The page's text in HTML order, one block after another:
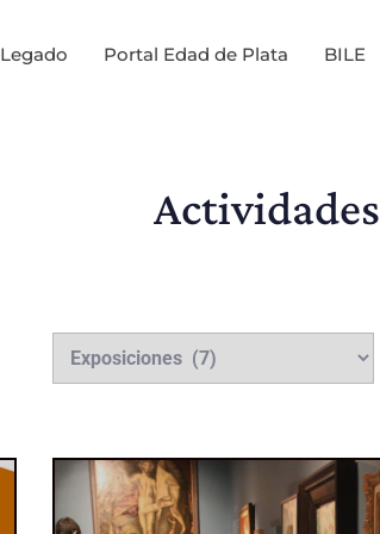
Legado Portal Edad de Plata BILE
Actividades